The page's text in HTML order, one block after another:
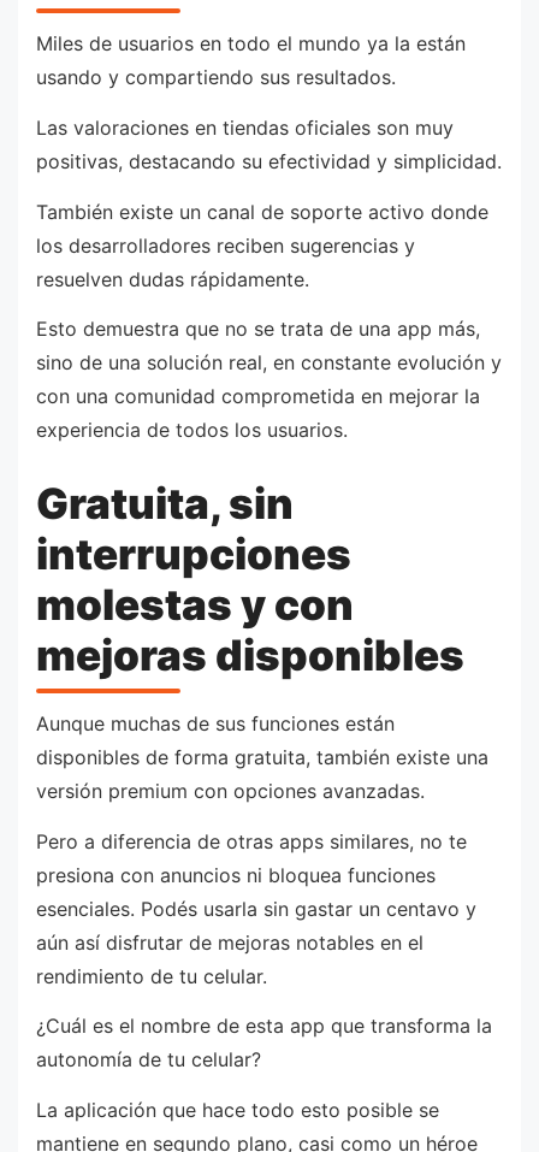
Miles de usuarios en todo el mundo ya la están
usando y compartiendo sus resultados.
Las valoraciones en tiendas oficiales son muy
positivas, destacando su efectividad y simplicidad.
También existe un canal de soporte activo donde
los desarrolladores reciben sugerencias y
resuelven dudas rápidamente.
Esto demuestra que no se trata de una app más,
sino de una solución real, en constante evolución y
con una comunidad comprometida en mejorar la
experiencia de todos los usuarios.
Gratuita, sin
interrupciones
molestas y con
mejoras disponibles
Aunque muchas de sus funciones están
disponibles de forma gratuita, también existe una
versión premium con opciones avanzadas.
Pero a diferencia de otras apps similares, no te
presiona con anuncios ni bloquea funciones
esenciales. Podés usarla sin gastar un centavo y
aún así disfrutar de mejoras notables en el
rendimiento de tu celular.
¿Cuál es el nombre de esta app que transforma la
autonomía de tu celular?
La aplicación que hace todo esto posible se
mantiene en segundo plano, casi como un héroe